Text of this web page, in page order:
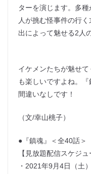
ターを演じます。多
人が挑む怪事件の行
出によって魅せる2人
イケメンたちが魅せ
も楽しいですよね。
間違いなしです！
（文/幸山桃子）
●『鎮魂』＜全40話＞
【見放題配信スケジュ
・2021年9月4日（土